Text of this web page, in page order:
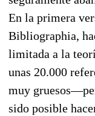
En la primera
Bibliographia,
limitada a la
unas 20.000
muy
sido posible